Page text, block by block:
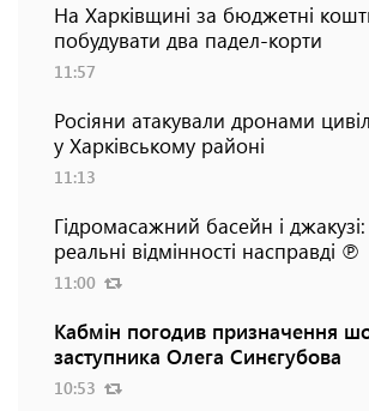
На Харківщині за бюджетні
побудувати два падел-корти
11:57
Росіяни атакували дронами
у Харківському районі
11:13
Гідромасажний басейн і
реальні відмінності насправді ℗
11:00
Кабмін погодив призначення
заступника Олега Синєгубова
10:53